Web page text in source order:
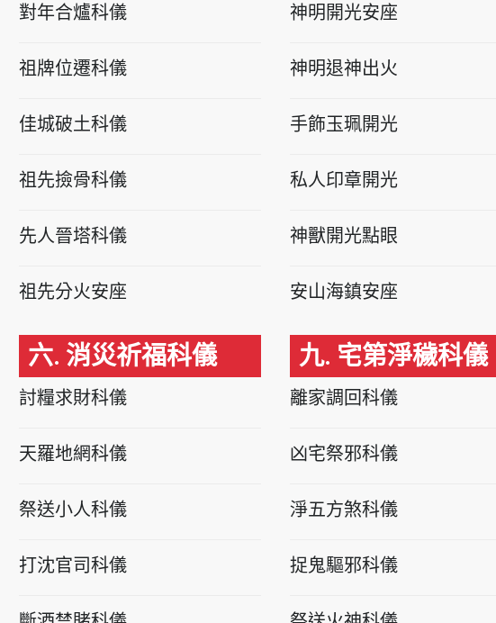
對年合爐科儀
祖牌位遷科儀
佳城破土科儀
祖先撿骨科儀
先人晉塔科儀
祖先分火安座
六. 消災祈福科儀
討糧求財科儀
天羅地網科儀
祭送小人科儀
打沈官司科儀
神明開光安座
神明退神出火
手飾玉珮開光
私人印章開光
神獸開光點眼
安山海鎮安座
九. 宅第淨穢科儀
離家調回科儀
凶宅祭邪科儀
淨五方煞科儀
捉鬼驅邪科儀